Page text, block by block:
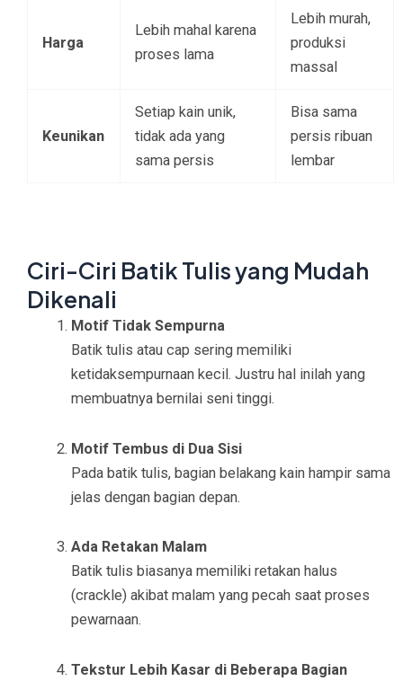
Harga
Lebih mahal karena
proses lama
Lebih murah,
produksi
massal
Keunikan
Setiap kain unik,
tidak ada yang
sama persis
Bisa sama
persis ribuan
lembar
Ciri-Ciri Batik Tulis yang Mudah
Dikenali
Motif Tidak Sempurna
Batik tulis atau cap sering memiliki
ketidaksempurnaan kecil. Justru hal inilah yang
membuatnya bernilai seni tinggi.
Motif Tembus di Dua Sisi
Pada batik tulis, bagian belakang kain hampir sama
jelas dengan bagian depan.
Ada Retakan Malam
Batik tulis biasanya memiliki retakan halus
(crackle) akibat malam yang pecah saat proses
pewarnaan.
Tekstur Lebih Kasar di Beberapa Bagian